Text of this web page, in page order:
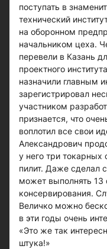
поступать в
технический
на оборонном
начальником цеха.
перевели в Казань
проектного
назначили главным
зарегистрировал
участником
признается, что
воплотил все свои
Александрович
у него три токарных
пилит. Даже сделал
может выполнять
консервирования.
Величко можно
в эти годы очень
«Это же так
штука!»